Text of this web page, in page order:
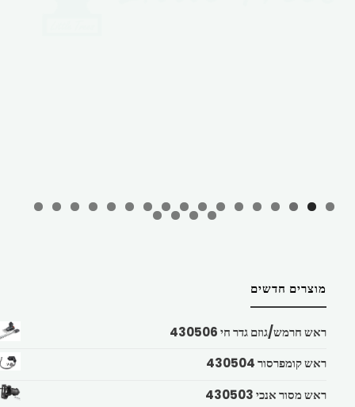
מוצרים חדשים
ראש חרמש/גוזם גדר חי 430506
ראש קומפרסור 430504
ראש מסור אנכי 430503